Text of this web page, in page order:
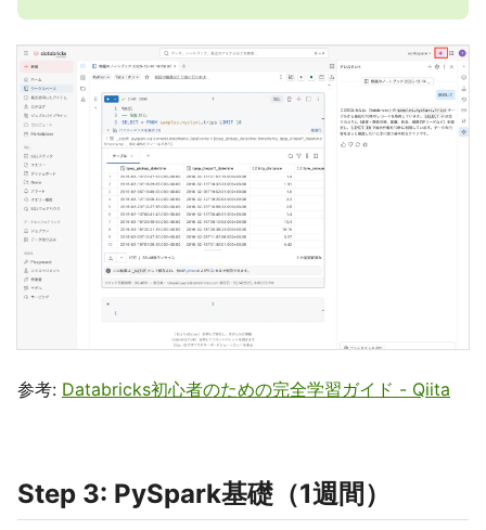
参考: Databricks初心者のための完全学習ガイド - Qiita
Step 3: PySpark基礎（1週間）